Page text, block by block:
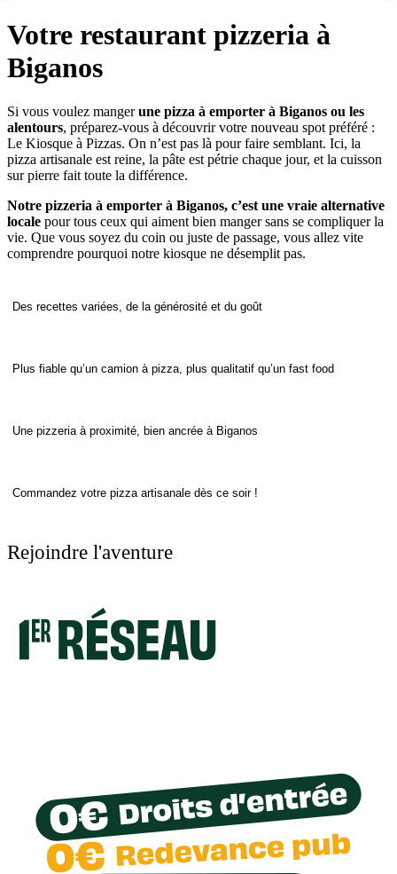
Votre restaurant pizzeria à
Biganos
Si vous voulez mangerune pizza à emporter à Biganos ou les
alentours, préparez-vous à découvrir votre nouveau spot préféré :
Le Kiosque à Pizzas. On n’est pas là pour faire semblant. Ici, la
pizza artisanale est reine, la pâte est pétrie chaque jour, et la cuisson
sur pierre fait toute la différence.
Notre pizzeria à emporter à Biganos, c’est une vraie alternative
locale pour tous ceux qui aiment bien manger sans se compliquer la
vie. Que vous soyez du coin ou juste de passage, vous allez vite
comprendre pourquoi notre kiosque ne désemplit pas.
Des recettes variées, de la générosité et du goût
Plus fiable qu’un camion à pizza, plus qualitatif qu’un fast food
Une pizzeria à proximité, bien ancrée à Biganos
Commandez votre pizza artisanale dès ce soir !
Rejoindre l'aventure